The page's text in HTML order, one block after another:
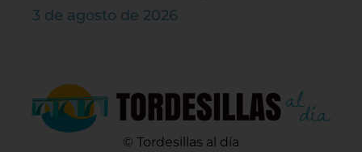
3 de agosto de 2026
© Tordesillas al día